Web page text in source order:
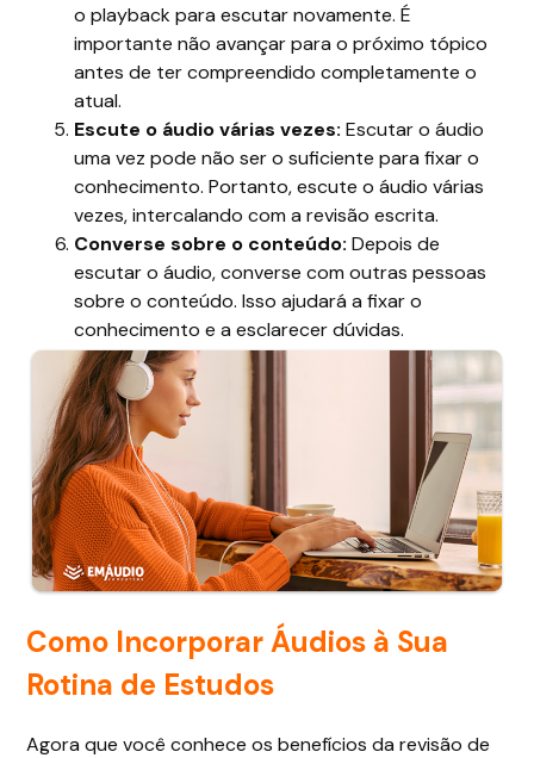
o playback para escutar novamente. É
importante não avançar para o próximo tópico
antes de ter compreendido completamente o
atual.
Escute o áudio várias vezes: Escutar o áudio
uma vez pode não ser o suficiente para fixar o
conhecimento. Portanto, escute o áudio várias
vezes, intercalando com a revisão escrita.
Converse sobre o conteúdo: Depois de
escutar o áudio, converse com outras pessoas
sobre o conteúdo. Isso ajudará a fixar o
conhecimento e a esclarecer dúvidas.
Como Incorporar Áudios à Sua
Rotina de Estudos
Agora que você conhece os benefícios da revisão de